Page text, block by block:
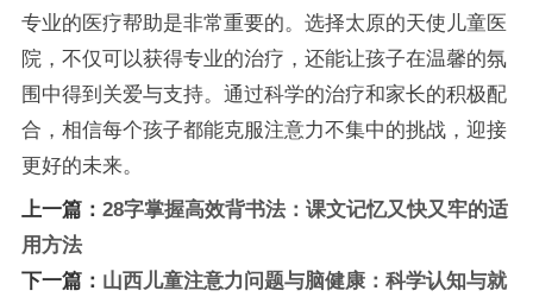
专业的医疗帮助是非常重要的。选择太原的天使儿童医
院，不仅可以获得专业的治疗，还能让孩子在温馨的氛
围中得到关爱与支持。通过科学的治疗和家长的积极配
合，相信每个孩子都能克服注意力不集中的挑战，迎接
更好的未来。
上一篇： 28字掌握高效背书法：课文记忆又快又牢的适
用方法
下一篇： 山西儿童注意力问题与脑健康：科学认知与就